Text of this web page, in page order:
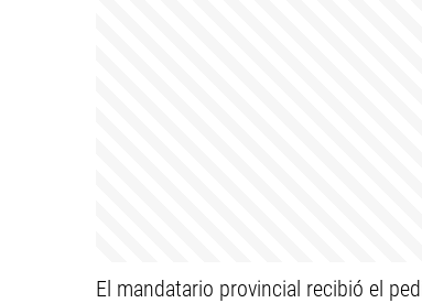
El mandatario provincial recibió el